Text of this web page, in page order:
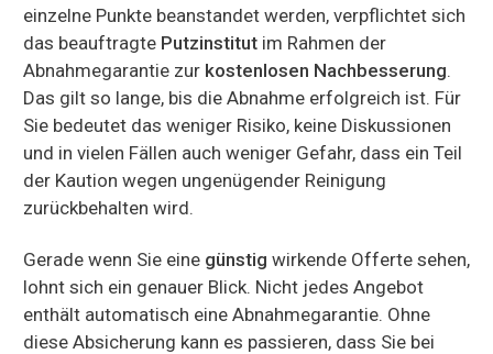
einzelne Punkte beanstandet werden, verpflichtet sich
das beauftragte Putzinstitut im Rahmen der
Abnahmegarantie zur kostenlosen Nachbesserung.
Das gilt so lange, bis die Abnahme erfolgreich ist. Für
Sie bedeutet das weniger Risiko, keine Diskussionen
und in vielen Fällen auch weniger Gefahr, dass ein Teil
der Kaution wegen ungenügender Reinigung
zurückbehalten wird.
Gerade wenn Sie eine günstig wirkende Offerte sehen,
lohnt sich ein genauer Blick. Nicht jedes Angebot
enthält automatisch eine Abnahmegarantie. Ohne
diese Absicherung kann es passieren, dass Sie bei